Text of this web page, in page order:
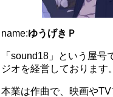
name:ゆうげきＰ
「sound18」という屋号
ジオを経営しております。
本業は作曲で、映画や